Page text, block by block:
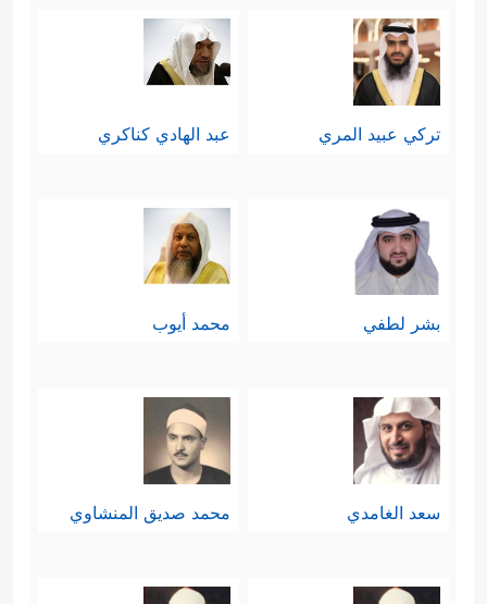
تركي عبيد المري عبد الهادي كناكري
بشر لطفي محمد أيوب
سعد الغامدي محمد صديق المنشاوي